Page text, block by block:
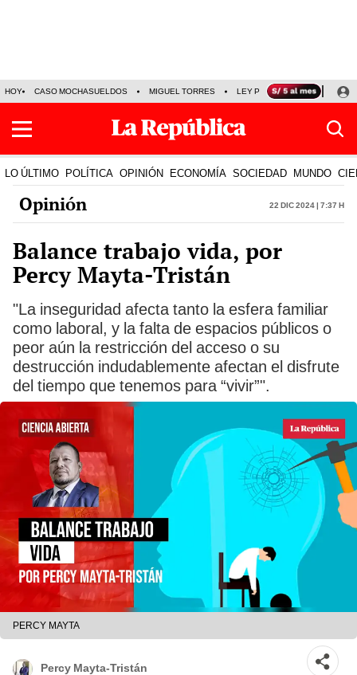
HOY CASO MOCHASUELDOS MIGUEL TORRES LEY PULPÍN PRECIO DEL
LO ÚLTIMO POLÍTICA OPINIÓN ECONOMÍA SOCIEDAD MUNDO
Opinión 22 Dic 2024 | 7:37 h
Balance trabajo vida, por
Percy Mayta-Tristán
"La inseguridad afecta tanto la esfera familiar
como laboral, y la falta de espacios públicos o
peor aún la restricción del acceso o su
destrucción indudablemente afectan el disfrute
del tiempo que tenemos para “vivir”".
PERCY MAYTA
Percy Mayta-Tristán